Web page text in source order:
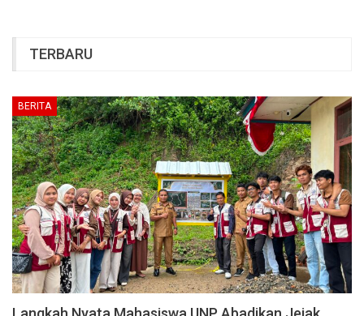
TERBARU
BERITA